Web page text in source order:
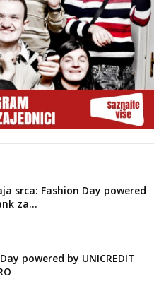
srca: Fashion Day powered
za...
powered by UNICREDIT